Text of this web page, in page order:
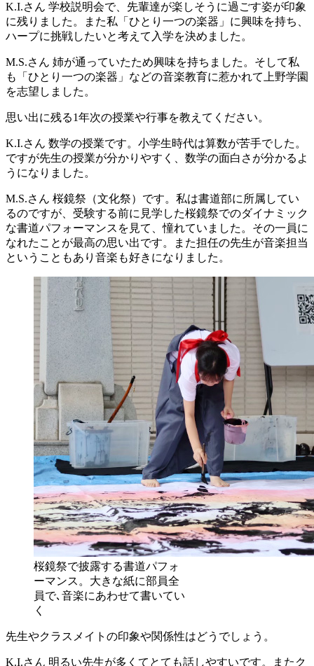
K.I.さん 学校説明会で、先輩達が楽しそうに過ごす姿が印象
に残りました。また私「ひとり一つの楽器」に興味を持ち、
ハープに挑戦したいと考えて入学を決めました。
M.S.さん 姉が通っていたため興味を持ちました。そして私
も「ひとり一つの楽器」などの音楽教育に惹かれて上野学園
を志望しました。
思い出に残る1年次の授業や行事を教えてください。
K.I.さん 数学の授業です。小学生時代は算数が苦手でした。
ですが先生の授業が分かりやすく、数学の面白さが分かるよ
うになりました。
M.S.さん 桜鏡祭（文化祭）です。私は書道部に所属してい
るのですが、受験する前に見学した桜鏡祭でのダイナミック
な書道パフォーマンスを見て、憧れていました。その一員に
なれたことが最高の思い出です。また担任の先生が音楽担当
ということもあり音楽も好きになりました。
桜鏡祭で披露する書道パフォ
ーマンス。大きな紙に部員全
員で､音楽にあわせて書いてい
く
先生やクラスメイトの印象や関係性はどうでしょう。
K.I.さん 明るい先生が多くてとても話しやすいです。またク